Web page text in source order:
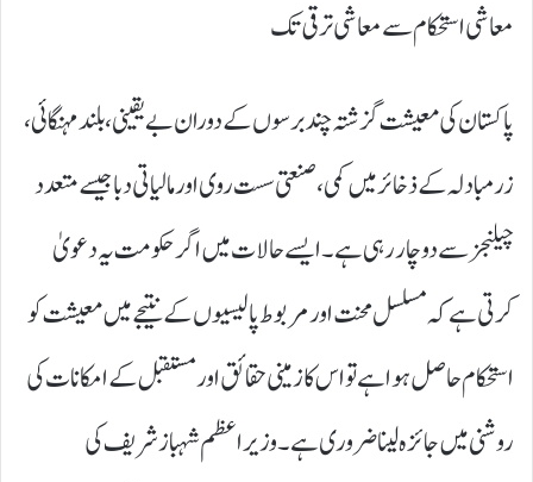
معاشی استحکام سے معاشی ترقی تک
پاکستان کی معیشت گزشتہ چند برسوں کے دوران بے یقینی، بلند مہنگائی،
زرمبادلہ کے ذخائر میں کمی، صنعتی سست روی اور مالیاتی دبا جیسے متعدد
چیلنجز سے دوچار رہی ہے۔ ایسے حالات میں اگر حکومت یہ دعویٰ
کرتی ہے کہ مسلسل محنت اور مربوط پالیسیوں کے نتیجے میں معیشت کو
استحکام حاصل ہوا ہے تو اس کا زمینی حقائق اور مستقبل کے امکانات کی
روشنی میں جائزہ لینا ضروری ہے۔ وزیراعظم شہباز شریف کی